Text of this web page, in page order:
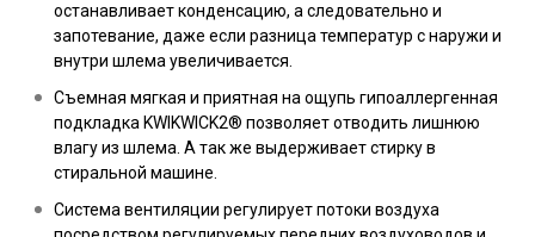
останавливает конденсацию, а следовательно и
запотевание, даже если разница температур с наружи и
внутри шлема увеличивается.
Съемная мягкая и приятная на ощупь гипоаллергенная
подкладка KWIKWICK2® позволяет отводить лишнюю
влагу из шлема. А так же выдерживает стирку в
стиральной машине.
Система вентиляции регулирует потоки воздуха